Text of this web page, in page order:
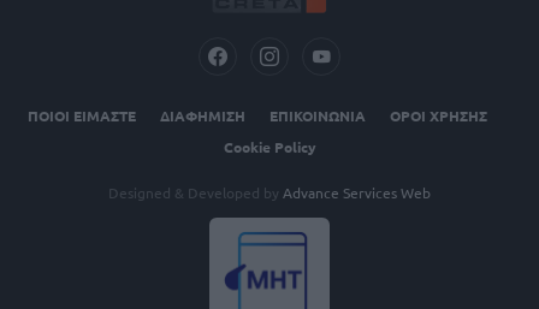
ΠΟΙΟΙ ΕΙΜΑΣΤΕ ΔΙΑΦΗΜΙΣΗ ΕΠΙΚΟΙΝΩΝΙΑ
ΟΡΟΙ ΧΡΗΣΗΣ
Cookie Policy
Designed & Developed by Advance Services Web